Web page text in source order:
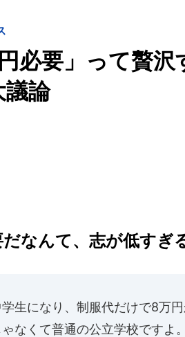
必要」って贅
論
なんて、志が低すぎ
学生になり、制服代だけで8万
なくて普通の公立学校ですよ